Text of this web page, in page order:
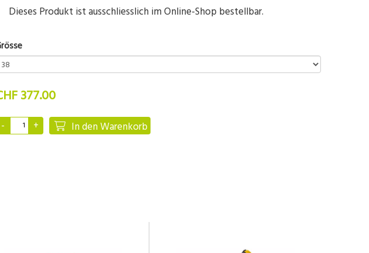
Dieses Produkt ist ausschliesslich im Online-Shop bestellbar.
377.00
In den Warenkorb